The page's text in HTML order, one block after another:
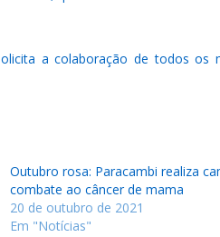
a colaboração de todos os
Outubro rosa: Paracambi realiza
combate ao câncer de mama
20 de outubro de 2021
Em "Notícias"